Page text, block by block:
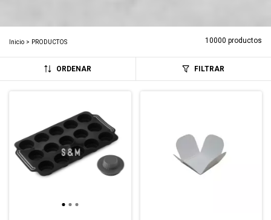
PRODUCTOS
Inicio > PRODUCTOS 10000 productos
ORDENAR FILTRAR